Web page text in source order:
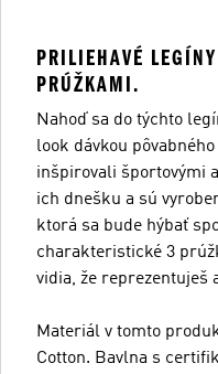
PRILIEHAVÉ
PRÚŽKAMI.
Nahoď sa do týchto
look dávkou
inšpirovali športovými
ich dnešku a sú
ktorá sa bude hýbať
charakteristické 3
vidia, že reprezentuješ
Materiál v tomto
Cotton. Bavlna s